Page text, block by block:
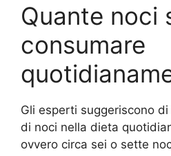
Quante noci
consumare
Gli esperti suggeriscono
di noci nella dieta
ovvero circa sei o sette